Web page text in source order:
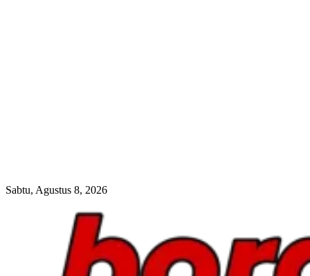
Sabtu, Agustus 8, 2026